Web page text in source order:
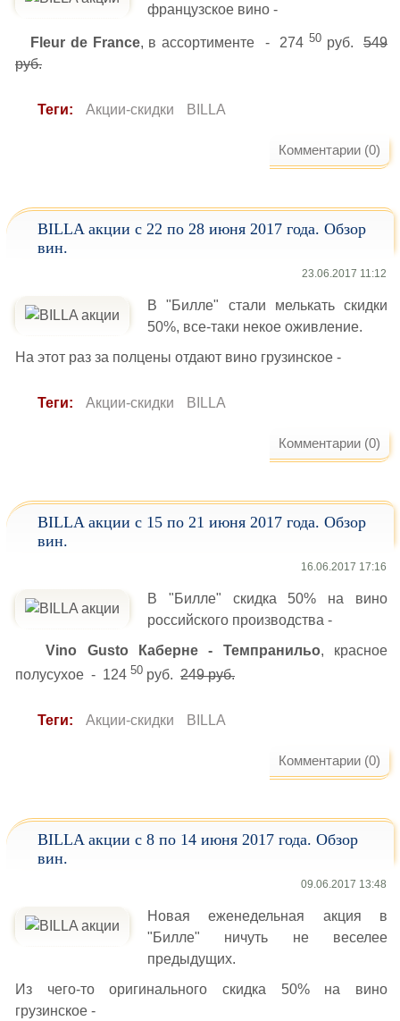
французское вино -
Fleur de France, в ассортименте - 274 50руб.549
руб.
Теги: Акции-скидки BILLA
Комментарии (0)
BILLA акции с 22 по 28 июня 2017 года. Обзор
вин.
23.06.2017 11:12
В "Билле" стали мелькать скидки
50%, все-таки некое оживление.
На этот раз за полцены отдают вино грузинское -
Теги: Акции-скидки BILLA
Комментарии (0)
BILLA акции с 15 по 21 июня 2017 года. Обзор
вин.
16.06.2017 17:16
В "Билле" скидка 50% на вино
российского производства -
Vino Gusto Каберне - Темпранильо, красное
полусухое - 124 50 руб. 249 руб.
Теги: Акции-скидки BILLA
Комментарии (0)
BILLA акции с 8 по 14 июня 2017 года. Обзор
вин.
09.06.2017 13:48
Новая еженедельная акция в
"Билле" ничуть не веселее
предыдущих.
Из чего-то оригинального скидка 50% на вино
грузинское -